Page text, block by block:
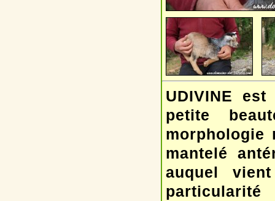
UDIVINE
petite
morphologie
mantelé
auquel